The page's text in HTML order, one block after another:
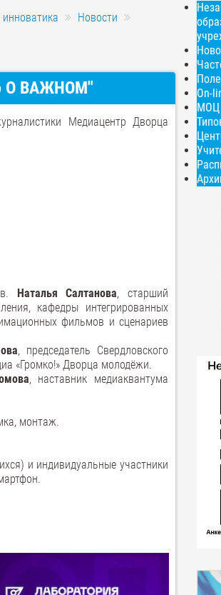
инноватика
Новости
О ВАЖНОМ"
Медиацентр Дворца
Наталья Салтанова, старший
кафедры интегрированных
фильмов и сценариев
, председатель Свердловского
«Громко!» Дворца молодёжи.
, наставник медиаквантума
монтаж.
и индивидуальные участники
On-